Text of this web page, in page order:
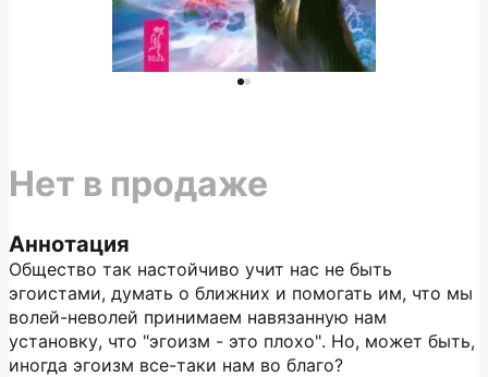
Аннотация
Общество так настойчиво учит нас не быть
эгоистами, думать о ближних и помогать им, что мы
волей-неволей принимаем навязанную нам
установку, что "эгоизм - это плохо". Но, может быть,
иногда эгоизм все-таки нам во благо?
Нет в продаже